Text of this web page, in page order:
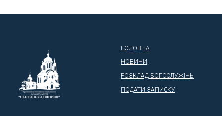
ГОЛОВНА
НОВИНИ
РОЗКЛАД БОГОСЛУЖІНЬ
ПОДАТИ ЗАПИСКУ